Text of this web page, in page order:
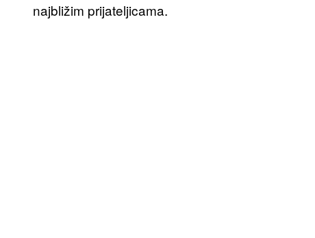
najbližim prijateljicama.